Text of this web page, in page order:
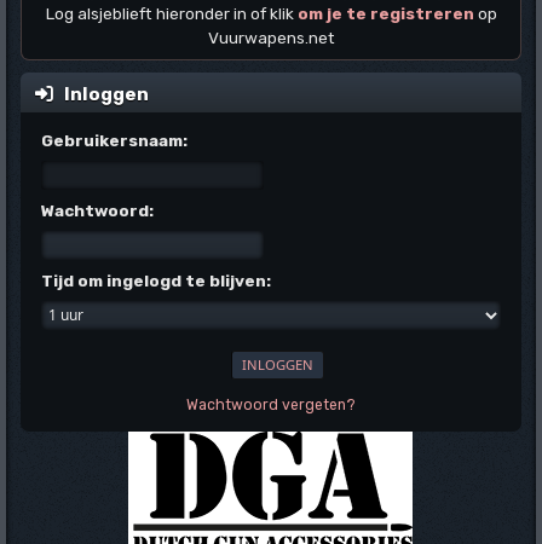
Log alsjeblieft hieronder in of klik om je te registreren op
Vuurwapens.net
Inloggen
Gebruikersnaam:
Wachtwoord:
Tijd om ingelogd te blijven:
Wachtwoord vergeten?